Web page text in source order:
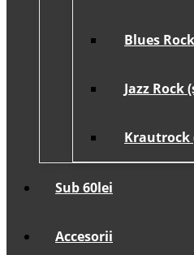
Blues
Jazz
Krautrock
Sub 60lei
Accesorii